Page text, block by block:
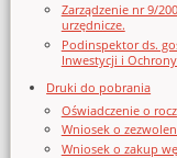
Zarządzenie nr 9/
urzędnicze.
Podinspektor ds.
Inwestycji i
Druki do pobrania
Oświadczenie o
Wniosek o
Wniosek o zakup